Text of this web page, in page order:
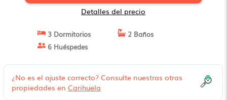
Detalles del precio
3 Dormitorios
2 Baños
6 Huéspedes
¿No es el ajuste correcto? Consulte nuestras otras
propiedades en Carihuela